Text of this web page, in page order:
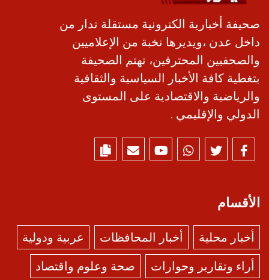
صحيفة أخبارية الكترونية مستقلة تدار من
داخل عدن ،ويديرها نخبة من الإعلاميين
والصحفيين المحترفين، تهتم الصحيفة
بتغطية كافة الأخبار السياسية والثقافية
والرياضية والاقتصادية على المستوى
الدولي والإقليمي .
الأقسام
أخبار محلية أخبار المحافظات
عربية ودولية
أراء وتقارير وحوارات
صحة وعلوم واقتصاد